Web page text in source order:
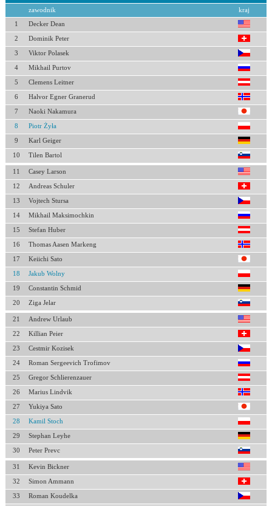
zawodnik kraj
1 Decker Dean
2 Dominik Peter
3 Viktor Polasek
4 Mikhail Purtov
5 Clemens Leitner
6 Halvor Egner Granerud
7 Naoki Nakamura
8 Piotr Żyła
9 Karl Geiger
10 Tilen Bartol
11 Casey Larson
12 Andreas Schuler
13 Vojtech Stursa
14 Mikhail Maksimochkin
15 Stefan Huber
16 Thomas Aasen Markeng
17 Keiichi Sato
18 Jakub Wolny
19 Constantin Schmid
20 Ziga Jelar
21 Andrew Urlaub
22 Killian Peier
23 Cestmir Kozisek
24 Roman Sergeevich Trofimov
25 Gregor Schlierenzauer
26 Marius Lindvik
27 Yukiya Sato
28 Kamil Stoch
29 Stephan Leyhe
30 Peter Prevc
31 Kevin Bickner
32 Simon Ammann
33 Roman Koudelka